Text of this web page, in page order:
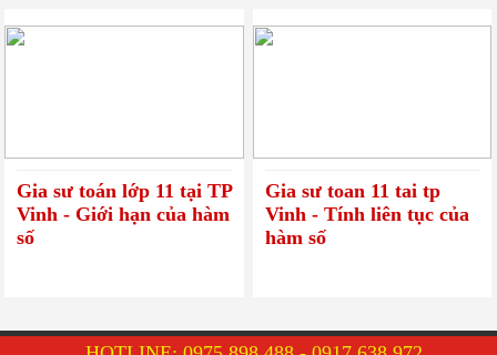
Gia sư toán lớp 11 tại TP
Vinh - Giới hạn của hàm
số
Gia sư toan 11 tai tp
Vinh - Tính liên tục của
hàm số
THIẾT KẾ BỞI ITGROUP